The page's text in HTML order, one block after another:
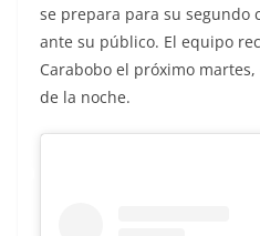
se prepara para su segundo
ante su público. El equipo
Carabobo el próximo
de la noche.